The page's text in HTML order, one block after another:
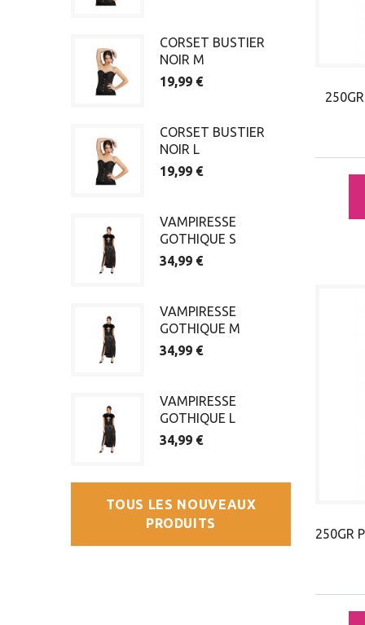
250GR
CORSET BUSTIER
NOIR M
19,99 €
CORSET BUSTIER
NOIR L
19,99 €
VAMPIRESSE
GOTHIQUE S
34,99 €
VAMPIRESSE
GOTHIQUE M
34,99 €
VAMPIRESSE
GOTHIQUE L
34,99 €
TOUS LES NOUVEAUX
PRODUITS